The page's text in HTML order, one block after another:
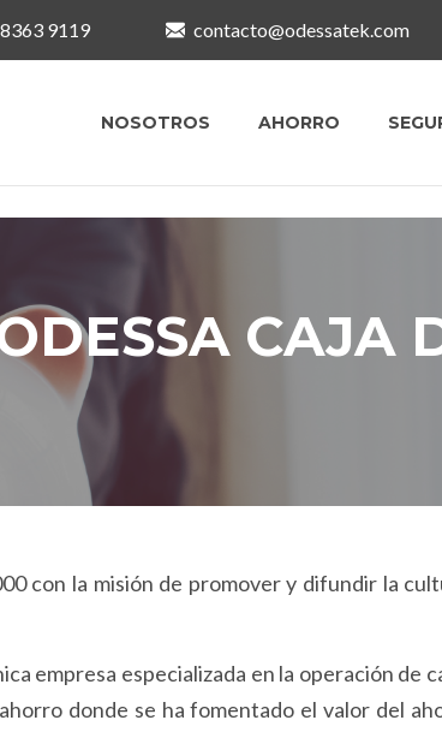
9119 contacto@odessatek.com
NOSOTROS AHORRO
CAJA
con la misión de promover y difundir la
empresa especializada en la operación de
donde se ha fomentado el valor del